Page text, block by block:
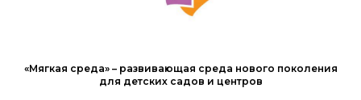
«Мягкая среда» – развивающая среда нового поколения
для детских садов и центров